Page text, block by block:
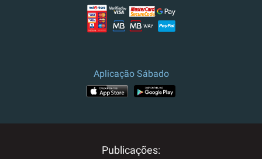
Aplicação Sábado
Publicações: